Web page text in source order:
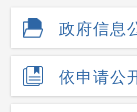
政府信息
依申请公